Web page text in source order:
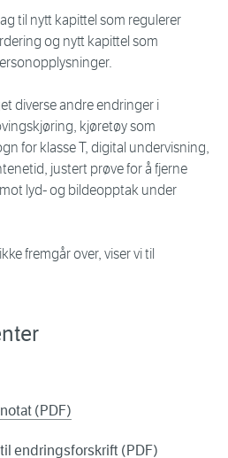
til nytt kapittel som regulerer
og nytt kapittel som
diverse andre endringer i
kjøretøy som
for klasse T, digital undervisning,
justert prøve for å fjerne
lyd- og bildeopptak under
fremgår over, viser vi til
(PDF)
endringsforskrift (PDF)